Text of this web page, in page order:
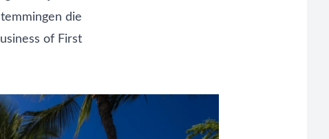
die
of First